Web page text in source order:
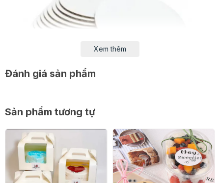
Thông tin chi tiết:
- Chất liệu: Bìa cứng + Giấy bóng
- Kích thước: 20cm
Xem thêm
Đánh giá sản phẩm
Sản phẩm tương tự